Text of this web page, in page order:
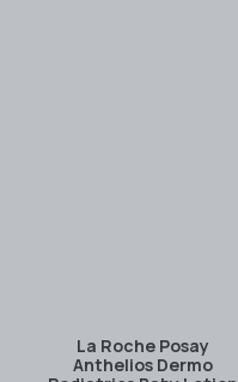
La Roche Posay
Anthelios Dermo